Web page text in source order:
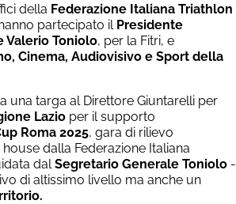
della Federazione Italiana Triathlon
partecipato il Presidente
Valerio Toniolo, per la Fitri, e
Cinema, Audiovisivo e Sport della
una targa al Direttore Giuntarelli per
Lazioper il supporto
Roma 2025, gara di rilievo
dalla Federazione Italiana
dal Segretario Generale Toniolo -
di altissimo livello ma anche un